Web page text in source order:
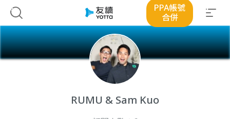
PPA帳號
合併
RUMU & Sam Kuo